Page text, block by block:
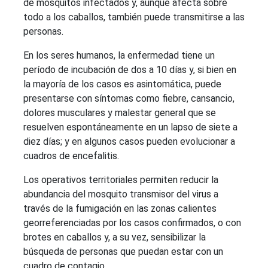
de mosquitos infectados y, aunque afecta sobre
todo a los caballos, también puede transmitirse a las
personas.
En los seres humanos, la enfermedad tiene un
período de incubación de dos a 10 días y, si bien en
la mayoría de los casos es asintomática, puede
presentarse con síntomas como fiebre, cansancio,
dolores musculares y malestar general que se
resuelven espontáneamente en un lapso de siete a
diez días; y en algunos casos pueden evolucionar a
cuadros de encefalitis.
Los operativos territoriales permiten reducir la
abundancia del mosquito transmisor del virus a
través de la fumigación en las zonas calientes
georreferenciadas por los casos confirmados, o con
brotes en caballos y, a su vez, sensibilizar la
búsqueda de personas que puedan estar con un